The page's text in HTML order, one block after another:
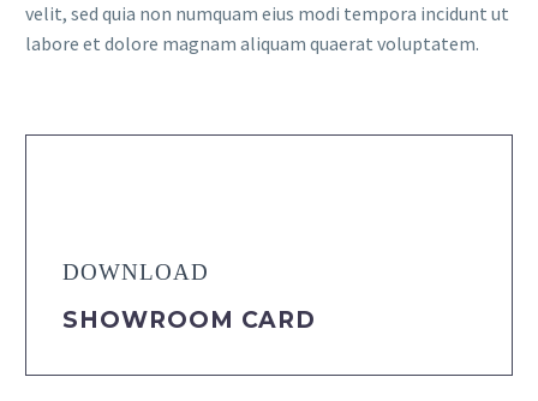
velit, sed quia non numquam eius modi tempora incidunt ut
labore et dolore magnam aliquam quaerat voluptatem.
DOWNLOAD
SHOWROOM CARD